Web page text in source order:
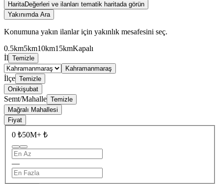
HaritaDeğerleri ve ilanları tematik haritada görün
Yakınımda Ara
Konumuna yakın ilanlar için yakınlık mesafesini seç.
0.5km5km10km15kmKapalı
İl Temizle
Kahramanmaraş
İlçe Temizle
Onikişubat
Semt/Mahalle Temizle
Mağralı Mahallesi
Fiyat
0 ₺50M+ ₺
—